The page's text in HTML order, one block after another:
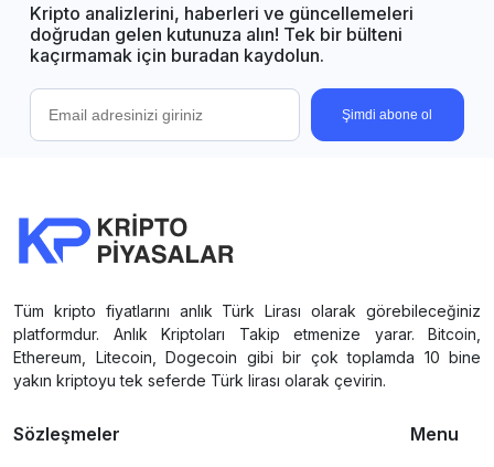
Kripto analizlerini, haberleri ve güncellemeleri
doğrudan gelen kutunuza alın! Tek bir bülteni
kaçırmamak için buradan kaydolun.
Şimdi abone ol
Tüm kripto fiyatlarını anlık Türk Lirası olarak görebileceğiniz
platformdur. Anlık Kriptoları Takip etmenize yarar. Bitcoin,
Ethereum, Litecoin, Dogecoin gibi bir çok toplamda 10 bine
yakın kriptoyu tek seferde Türk lirası olarak çevirin.
Sözleşmeler Menu